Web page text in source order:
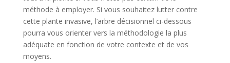
méthode à employer. Si vous souhaitez lutter contre
cette plante invasive, l’arbre décisionnel ci-dessous
pourra vous orienter vers la méthodologie la plus
adéquate en fonction de votre contexte et de vos
moyens.